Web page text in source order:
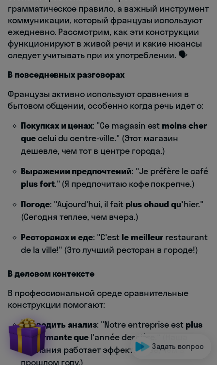
грамматическое правило, а важный инструмент
коммуникации, который французы используют
ежедневно. Рассмотрим, как эти конструкции
функционируют в живой речи и какие нюансы
следует учитывать при их употреблении. 🗣️
В повседневных разговорах
Французы активно используют сравнения в
бытовом общении, особенно когда речь идет о:
Покупках и ценах: "Ce magasin est moins cher
quecelui du centre-ville." (Этот магазин
дешевле, чем тот в центре города.)
Выражении предпочтений: "Je préfère le café
plus fort." (Я предпочитаю кофе покрепче.)
Погоде: "Aujourd'hui, il fait plus chaud qu'hier."
(Сегодня теплее, чем вчера.)
Ресторанах и еде: "C'est le meilleur restaurant
de la ville!" (Это лучший ресторан в городе!)
В деловом контексте
В профессиональной среде сравнительные
конструкции помогают:
Проводить анализ: "Notre entreprise est plus
performante que l'année dernière." (Наша
компания работает эффективнее, чем в
прошлом году.)
Задать вопрос